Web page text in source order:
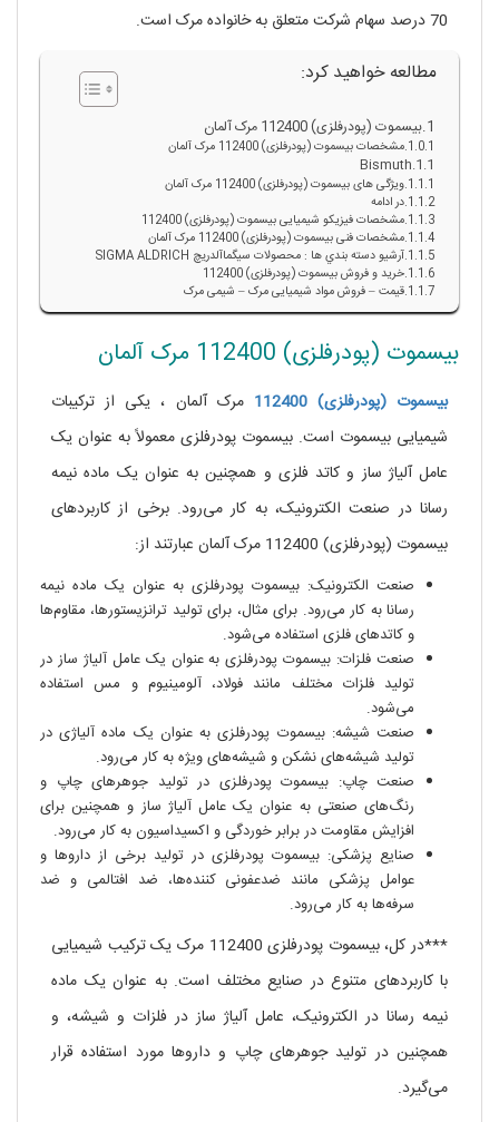
70 درصد سهام شرکت متعلق به خانواده مرک است.
مطالعه خواهید کرد:
بیسموت (پودرفلزی) 112400 مرک آلمان
مشخصات بیسموت (پودرفلزی) 112400 مرک آلمان
Bismuth
ویژگی های بیسموت (پودرفلزی) 112400 مرک آلمان
در ادامه
مشخصات فیزیکو شیمیایی بیسموت (پودرفلزی) 112400
مشخصات فنی بیسموت (پودرفلزی) 112400 مرک آلمان
آرشيو دسته بندي ها : محصولات سيگماآلدريچ SIGMA ALDRICH
خرید و فروش بیسموت (پودرفلزی) 112400
قیمت – فروش مواد شیمیایی مرک – شیمی مرک
بیسموت (پودرفلزی) 112400 مرک آلمان
بیسموت (پودرفلزی) 112400 مرک آلمان ، یکی از ترکیبات
شیمیایی بیسموت است. بیسموت پودرفلزی معمولاً به عنوان یک
عامل آلیاژ ساز و کاتد فلزی و همچنین به عنوان یک ماده نیمه
رسانا در صنعت الکترونیک، به کار می‌رود. برخی از کاربردهای
بیسموت (پودرفلزی) 112400 مرک آلمان عبارتند از:
صنعت الکترونیک: بیسموت پودرفلزی به عنوان یک ماده نیمه
رسانا به کار می‌رود. برای مثال، برای تولید ترانزیستورها، مقاوم‌ها
و کاتدهای فلزی استفاده می‌شود.
صنعت فلزات: بیسموت پودرفلزی به عنوان یک عامل آلیاژ ساز در
تولید فلزات مختلف مانند فولاد، آلومینیوم و مس استفاده
می‌شود.
صنعت شیشه: بیسموت پودرفلزی به عنوان یک ماده آلیاژی در
تولید شیشه‌های نشکن و شیشه‌های ویژه به کار می‌رود.
صنعت چاپ: بیسموت پودرفلزی در تولید جوهرهای چاپ و
رنگ‌های صنعتی به عنوان یک عامل آلیاژ ساز و همچنین برای
افزایش مقاومت در برابر خوردگی و اکسیداسیون به کار می‌رود.
صنایع پزشکی: بیسموت پودرفلزی در تولید برخی از داروها و
عوامل پزشکی مانند ضدعفونی کننده‌ها، ضد افتالمی و ضد
سرفه‌ها به کار می‌رود.
***در کل، بیسموت پودرفلزی 112400 مرک یک ترکیب شیمیایی
با کاربردهای متنوع در صنایع مختلف است. به عنوان یک ماده
نیمه رسانا در الکترونیک، عامل آلیاژ ساز در فلزات و شیشه، و
همچنین در تولید جوهرهای چاپ و داروها مورد استفاده قرار
می‌گیرد.